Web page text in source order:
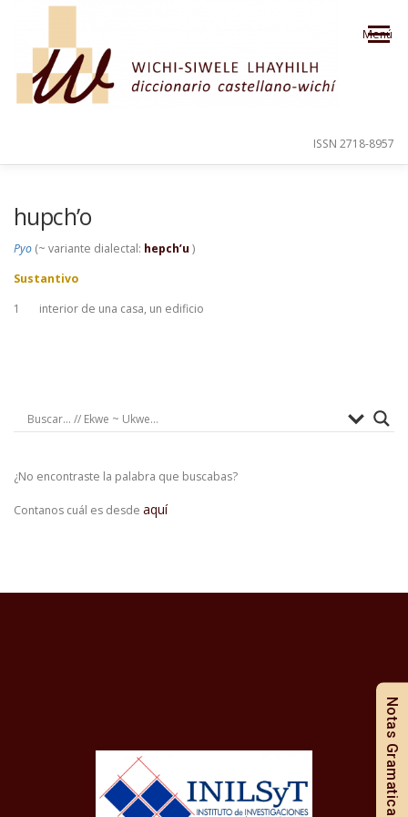
Saltar al contenido
Menú
ISSN 2718-8957
hupch’o
Pyo (~ variante dialectal: hepch’u )
Sustantivo
1
interior de una casa, un edificio
¿No encontraste la palabra que buscabas?
Contanos cuál es desde aquí
Notas Gramaticales